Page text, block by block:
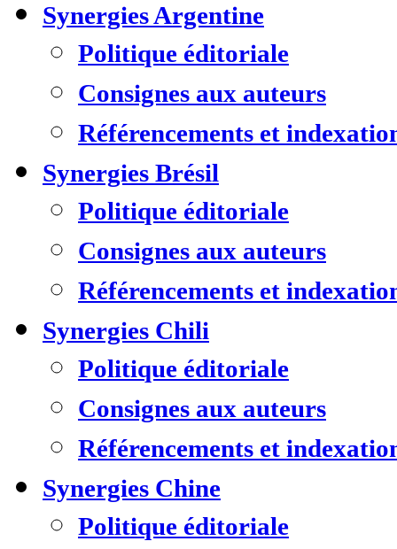
Synergies Argentine
Politique éditoriale
Consignes aux auteurs
Référencements et
Synergies Brésil
Politique éditoriale
Consignes aux auteurs
Référencements et
Synergies Chili
Politique éditoriale
Consignes aux auteurs
Référencements et
Synergies Chine
Politique éditoriale